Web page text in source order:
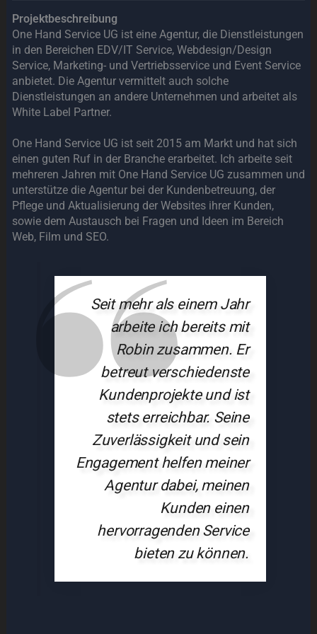
Projektbeschreibung
One Hand Service UG ist eine Agentur, die Dienstleistungen
in den Bereichen EDV/IT Service, Webdesign/Design
Service, Marketing- und Vertriebsservice und Event Service
anbietet. Die Agentur vermittelt auch solche
Dienstleistungen an andere Unternehmen und arbeitet als
White Label Partner.
One Hand Service UG ist seit 2015 am Markt und hat sich
einen guten Ruf in der Branche erarbeitet. Ich arbeite seit
mehreren Jahren mit One Hand Service UG zusammen und
unterstütze die Agentur bei der Kundenbetreuung, der
Pflege und Aktualisierung der Websites ihrer Kunden,
sowie dem Austausch bei Fragen und Ideen im Bereich
Web, Film und SEO.
Seit mehr als einem Jahr
arbeite ich bereits mit
Robin zusammen. Er
betreut verschiedenste
Kundenprojekte und ist
stets erreichbar. Seine
Zuverlässigkeit und sein
Engagement helfen meiner
Agentur dabei, meinen
Kunden einen
hervorragenden Service
bieten zu können.